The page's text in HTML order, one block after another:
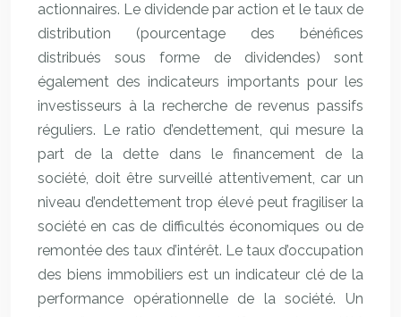
actionnaires. Le dividende par action et le taux de
distribution (pourcentage des bénéfices
distribués sous forme de dividendes) sont
également des indicateurs importants pour les
investisseurs à la recherche de revenus passifs
réguliers. Le ratio d’endettement, qui mesure la
part de la dette dans le financement de la
société, doit être surveillé attentivement, car un
niveau d’endettement trop élevé peut fragiliser la
société en cas de difficultés économiques ou de
remontée des taux d’intérêt. Le taux d’occupation
des biens immobiliers est un indicateur clé de la
performance opérationnelle de la société. Un